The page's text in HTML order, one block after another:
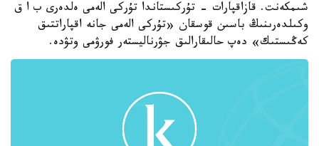
شىمكەنت. قازاقپارات - تۇركىستاندا تۇركى الەمى ەلدەرى ب ا ق
وكىلدەرىنىڭ باسىن قوسقان «تۇركى الەمى جانە اقپاراتتىق
كەڭىستىك» دەپ حالىقارالىق جۋرناليستەر فورۋمى وتۋدە.